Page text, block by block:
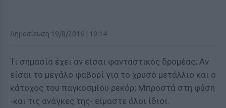
Δημοσίευση 19/8/2016 | 19:14
Τι σημασία έχει αν είσαι φανταστικός δρομέας; Αν
είσαι το μεγάλο φαβορί για το χρυσό μετάλλιο και ο
κάτοχος του παγκοσμίου ρεκόρ; Μπροστά στη φύση
-και τις ανάγκες της- είμαστε όλοι ίδιοι.